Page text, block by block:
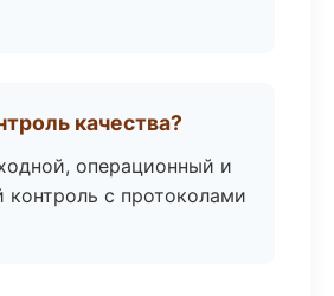
качества?
операционный и
контроль с протоколами